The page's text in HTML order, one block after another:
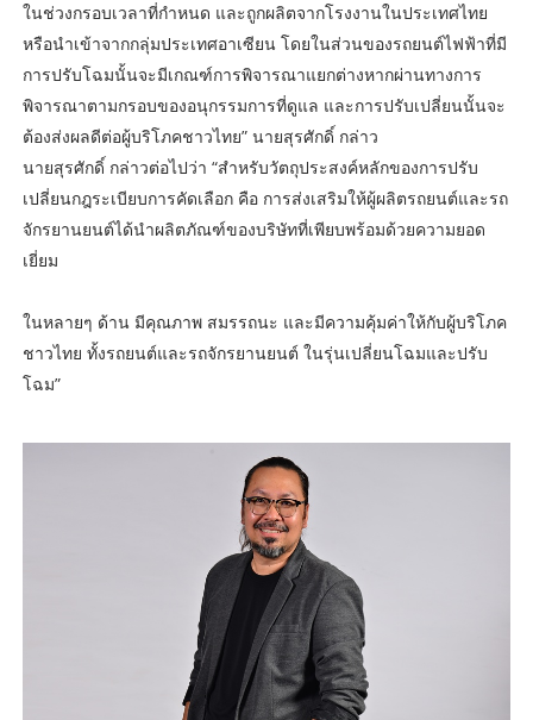
ในช่วงกรอบเวลาที่กำหนด และถูกผลิตจากโรงงานในประเทศไทย
หรือนำเข้าจากกลุ่มประเทศอาเซียน โดยในส่วนของรถยนต์ไฟฟ้าที่มี
การปรับโฉมนั้นจะมีเกณฑ์การพิจารณาแยกต่างหากผ่านทางการ
พิจารณาตามกรอบของอนุกรรมการที่ดูแล และการปรับเปลี่ยนนั้นจะ
ต้องส่งผลดีต่อผู้บริโภคชาวไทย” นายสุรศักดิ์ กล่าว
นายสุรศักดิ์ กล่าวต่อไปว่า “สำหรับวัตถุประสงค์หลักของการปรับ
เปลี่ยนกฎระเบียบการคัดเลือก คือ การส่งเสริมให้ผู้ผลิตรถยนต์และรถ
จักรยานยนต์ได้นำผลิตภัณฑ์ของบริษัทที่เพียบพร้อมด้วยความยอด
เยี่ยม
ในหลายๆ ด้าน มีคุณภาพ สมรรถนะ และมีความคุ้มค่าให้กับผู้บริโภค
ชาวไทย ทั้งรถยนต์และรถจักรยานยนต์ ในรุ่นเปลี่ยนโฉมและปรับ
โฉม”